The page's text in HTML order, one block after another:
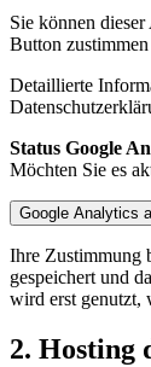
Sie können
Button
Detaillierte
Status Google
Möchten Sie es
Ihre Zustimmung
gespeichert und
wird erst genutzt,
2. Hosting